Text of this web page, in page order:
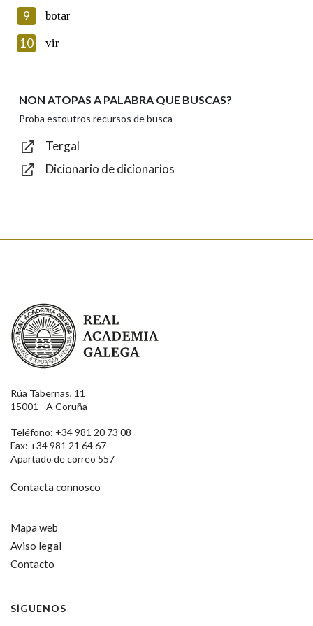
Introduce o código que aparece na imaxe:
Texto de verificación
9 botar
10 vir
NON ATOPAS A PALABRA QUE BUSCAS?
Proba estoutros recursos de busca
Tergal
Dicionario de dicionarios
Real Academia Galega
Rúa Tabernas, 11
15001 - A Coruña
Teléfono: +34 981 20 73 08
Fax: +34 981 21 64 67
Apartado de correo 557
Contacta connosco
Mapa web
Aviso legal
Contacto
SÍGUENOS